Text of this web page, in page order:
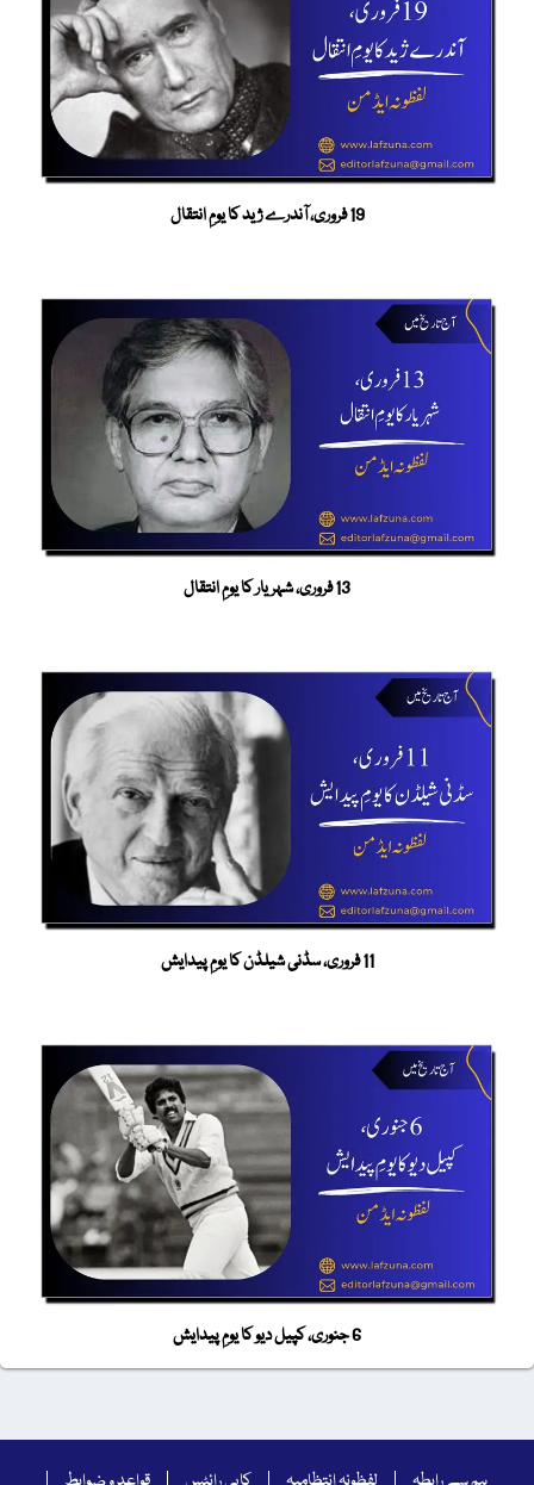
19 فروری، آندرے ژید کا یومِ انتقال
13 فروری، شہریار کا یومِ انتقال
11 فروری، سڈنی شیلڈن کا یومِ پیدایش
6 جنوری، کپیل دیو کا یومِ پیدایش